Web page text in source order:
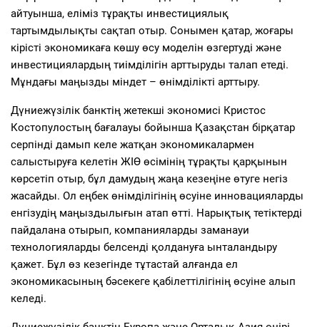
айтуынша, еліміз тұрақты инвестициялық
тартымдылықты сақтап отыр. Сонымен қатар, жоғары
кірісті экономикаға көшу өсу моделін өзгертуді және
инвестициялардың тиімділігін арттыруды талап етеді.
Мұндағы маңызды міндет – өнімділікті арттыру.
Дүниежүзілік банктің жетекші экономисі Кристос
Костопулостың бағалауы бойынша Қазақстан бірқатар
серпінді дамып келе жатқан экономикалармен
салыстыруға келетін ЖІӨ өсімінің тұрақты қарқынын
көрсетіп отыр, бұл дамудың жаңа кезеңіне өтуге негіз
жасайды. Ол еңбек өнімділігінің өсуіне инновацияларды
енгізудің маңыздылығын атап өтті. Нарықтық тетіктерді
пайдалана отырып, компанияларды заманауи
технологияларды белсенді қолдануға ынталандыру
қажет. Бұл өз кезегінде тұтастай алғанда ел
экономикасының бәсекеге қабілеттілігінің өсуіне алып
келеді.